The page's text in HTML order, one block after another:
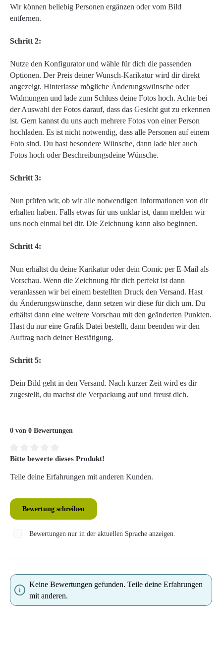
Wir können beliebig Personen ergänzen oder vom Bild
entfernen.
Schritt 2:
Nutze den Konfigurator und wähle für dich die passenden
Optionen. Der Preis deiner Wunsch-Karikatur wird dir direkt
angezeigt. Hinterlasse mögliche Änderungswünsche oder
Widmungen und lade zum Schluss deine Fotos hoch. Achte bei
der Auswahl der Fotos darauf, dass das Gesicht gut zu erkennen
ist. Gern kannst du uns auch mehrere Fotos von einer Person
hochladen. Es ist nicht notwendig, dass alle Personen auf einem
Foto sind. Du hast besondere Wünsche, dann lade hier auch
Fotos hoch oder Beschreibungsdeine Wünsche.
Schritt 3:
Nun prüfen wir, ob wir alle notwendigen Informationen von dir
erhalten haben. Falls etwas für uns unklar ist, dann melden wir
uns noch einmal bei dir. Die Zeichnung kann also beginnen.
Schritt 4:
Nun erhältst du deine Karikatur oder dein Comic per E-Mail als
Vorschau. Wenn die Zeichnung für dich perfekt ist dann
veranlassen wir bei einem bestellten Druck den Versand. Hast
du Änderungswünsche, dann setzen wir diese für dich um. Du
erhältst dann eine weitere Vorschau mit den geänderten Punkten.
Hast du nur eine Grafik Datei bestellt, dann beenden wir den
Auftrag nach deiner Bestätigung.
Schritt 5:
Dein Bild geht in den Versand. Nach kurzer Zeit wird es dir
zugestellt, du machst die Verpackung auf und freust dich.
0 von 0 Bewertungen
Durchschnittliche Bewertung von 0 von 5 Sternen
Bitte bewerte dieses Produkt!
Teile deine Erfahrungen mit anderen Kunden.
Bewertung schreiben
Bewertungen nur in der aktuellen Sprache anzeigen.
Keine Bewertungen gefunden. Teile deine Erfahrungen
mit anderen.